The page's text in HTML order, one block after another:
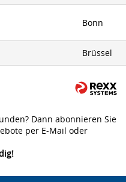
Bonn
Brüssel
Dann abonnieren Sie
per E-Mail oder